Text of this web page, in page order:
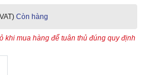
Còn hàng
khi mua hàng để tuân thủ đúng quy định